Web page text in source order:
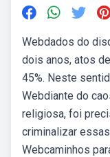
Webdados do
dois anos, atos
45%. Neste
Webdiante do
religiosa, foi
criminalizar
Webcaminhos